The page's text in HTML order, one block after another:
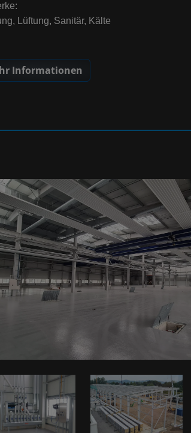
Lüftung, Sanitär, Kälte
Informationen